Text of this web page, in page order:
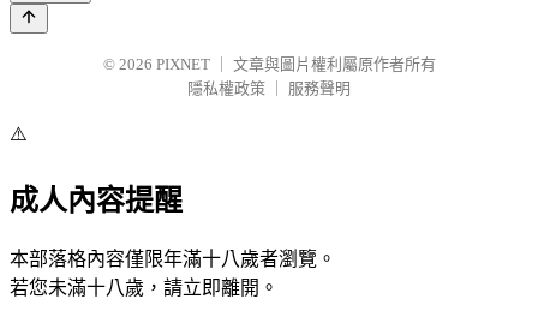
© 2026 PIXNET
文章與圖片權利屬原作者所有
隱私權政策
服務聲明
⚠️
成人內容提醒
本部落格內容僅限年滿十八歲者瀏覽。
若您未滿十八歲，請立即離開。